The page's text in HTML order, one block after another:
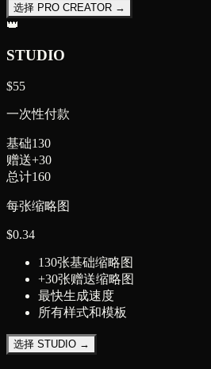
选择 PRO CREATOR →
👑
STUDIO
$55
一次性付款
基础130
赠送+30
总计160
每张缩略图
$0.34
130张基础缩略图
+30张赠送缩略图
最快生成速度
所有样式和模板
选择 STUDIO →